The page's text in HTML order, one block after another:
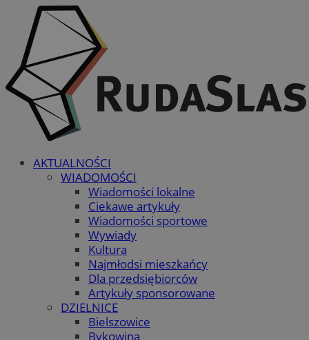
AKTUALNOŚCI
WIADOMOŚCI
Wiadomości lokalne
Ciekawe artykuły
Wiadomości sportowe
Wywiady
Kultura
Najmłodsi mieszkańcy
Dla przedsiębiorców
Artykuły sponsorowane
DZIELNICE
Bielszowice
Bykowina